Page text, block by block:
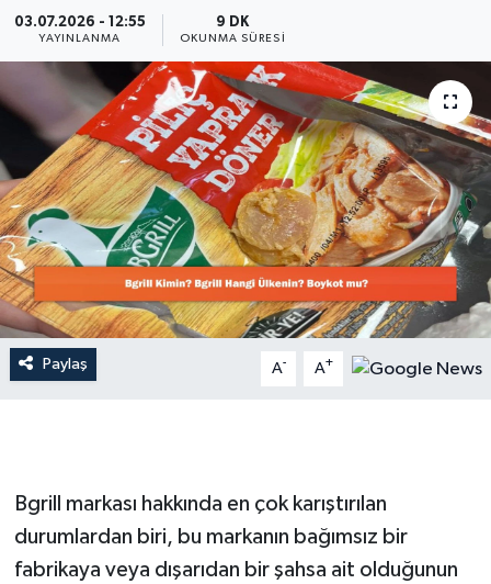
03.07.2026 - 12:55
YAYINLANMA
9 DK
OKUNMA SÜRESI
Paylaş A- A+
Bgrill markası hakkında en çok karıştırılan
durumlardan biri, bu markanın bağımsız bir
fabrikaya veya dışarıdan bir şahsa ait olduğunun
Ekonomi
Spor
Dünya
Resmi Reklamlar
Son Dakika Haberleri
Haber Arşivi